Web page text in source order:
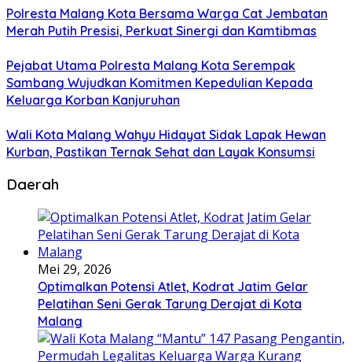
Polresta Malang Kota Bersama Warga Cat Jembatan
Merah Putih Presisi, Perkuat Sinergi dan Kamtibmas
Pejabat Utama Polresta Malang Kota Serempak
Sambang Wujudkan Komitmen Kepedulian Kepada
Keluarga Korban Kanjuruhan
Wali Kota Malang Wahyu Hidayat Sidak Lapak Hewan
Kurban, Pastikan Ternak Sehat dan Layak Konsumsi
Daerah
Mei 29, 2026
Optimalkan Potensi Atlet, Kodrat Jatim Gelar
Pelatihan Seni Gerak Tarung Derajat di Kota
Malang